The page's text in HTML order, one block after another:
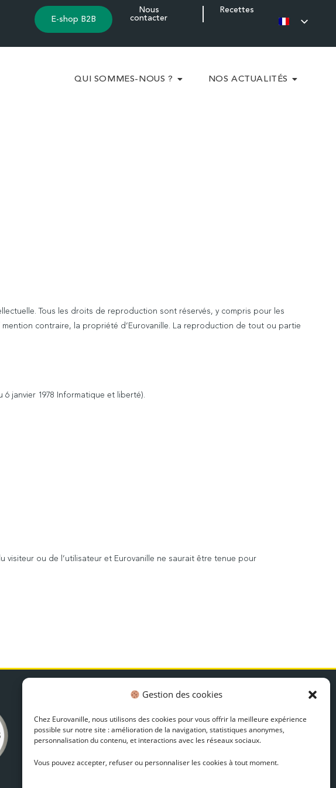
Gestion des cookies
Chez Eurovanille, nous utilisons des cookies pour vous offrir la meilleure expérience
possible sur notre site : amélioration de la navigation, statistiques anonymes,
personnalisation du contenu, et interactions avec les réseaux sociaux.
Vous pouvez accepter, refuser ou personnaliser les cookies à tout moment.
E-shop B2B
Nous
contacter
Recettes
QUI SOMMES-NOUS ? NOS ACTUALITÉS
Tous les droits de reproduction sont réservés, y compris pour les
contraire, la propriété d’Eurovanille. La reproduction de tout ou partie
janvier 1978 Informatique et liberté).
visiteur ou de l’utilisateur et Eurovanille ne saurait être tenue pour
Découvrir